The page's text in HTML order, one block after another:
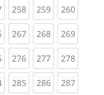
(current)
258(current)
259(current)
260
(current)
267(current)
268(current)
269
(current)
276(current)
277(current)
278
(current)
285(current)
286(current)
287